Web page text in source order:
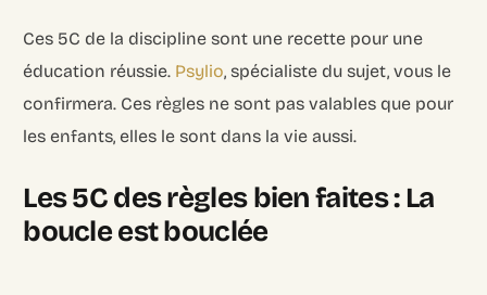
Ces 5C de la discipline sont une recette pour une
éducation réussie. Psylio, spécialiste du sujet, vous le
confirmera. Ces règles ne sont pas valables que pour
les enfants, elles le sont dans la vie aussi.
Les 5C des règles bien faites : La
boucle est bouclée